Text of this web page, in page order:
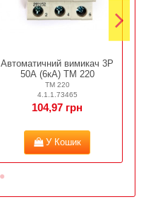
Автоматичний вимикач 3Р
50А (6кА) ТМ 220
ТМ 220
4.1.1.73465
104,97 грн
У Кошик